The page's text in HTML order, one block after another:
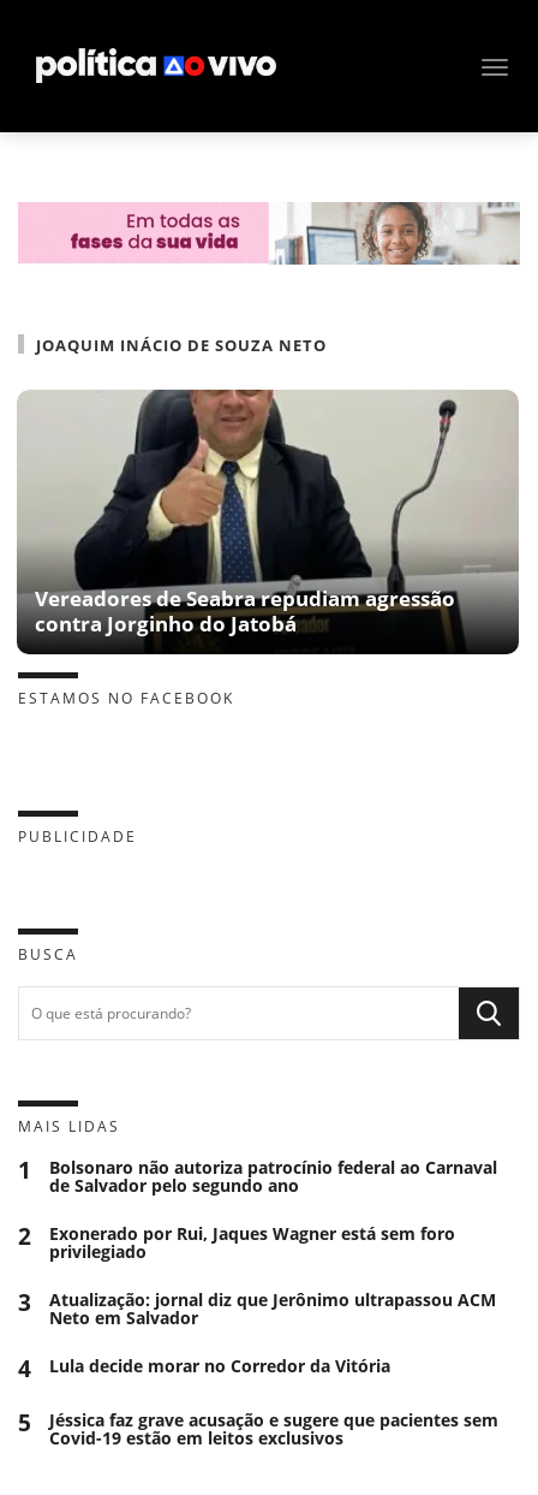
JOAQUIM INÁCIO DE SOUZA NETO
Vereadores de Seabra repudiam agressão
contra Jorginho do Jatobá
ESTAMOS NO FACEBOOK
PUBLICIDADE
BUSCA
MAIS LIDAS
1 Bolsonaro não autoriza patrocínio federal ao Carnaval
de Salvador pelo segundo ano
2 Exonerado por Rui, Jaques Wagner está sem foro
privilegiado
3 Atualização: jornal diz que Jerônimo ultrapassou ACM
Neto em Salvador
4 Lula decide morar no Corredor da Vitória
5 Jéssica faz grave acusação e sugere que pacientes sem
Covid-19 estão em leitos exclusivos